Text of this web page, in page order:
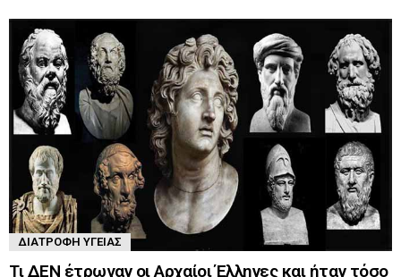
ΔΙΑΤΡΟΦΉ ΥΓΕΊΑΣ
Τι ΔΕΝ έτρωγαν οι Αρχαίοι Έλληνες και ήταν τόσο